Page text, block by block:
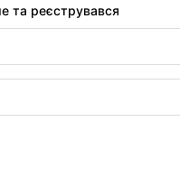
та реєструвався